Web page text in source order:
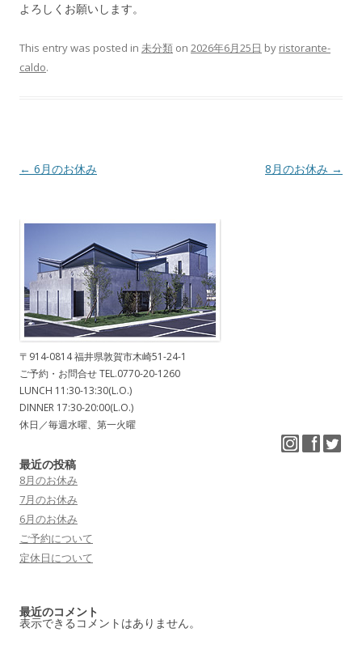
よろしくお願いします。
This entry was posted in 未分類 on 2026年6月25日 by ristorante-
caldo.
Post navigation
← 6月のお休み 8月のお休み →
〒914-0814 福井県敦賀市木崎51-24-1
ご予約・お問合せ TEL.0770-20-1260
LUNCH 11:30-13:30(L.O.)
DINNER 17:30-20:00(L.O.)
休日／毎週水曜、第一火曜
最近の投稿
8月のお休み
7月のお休み
6月のお休み
ご予約について
定休日について
最近のコメント
表示できるコメントはありません。